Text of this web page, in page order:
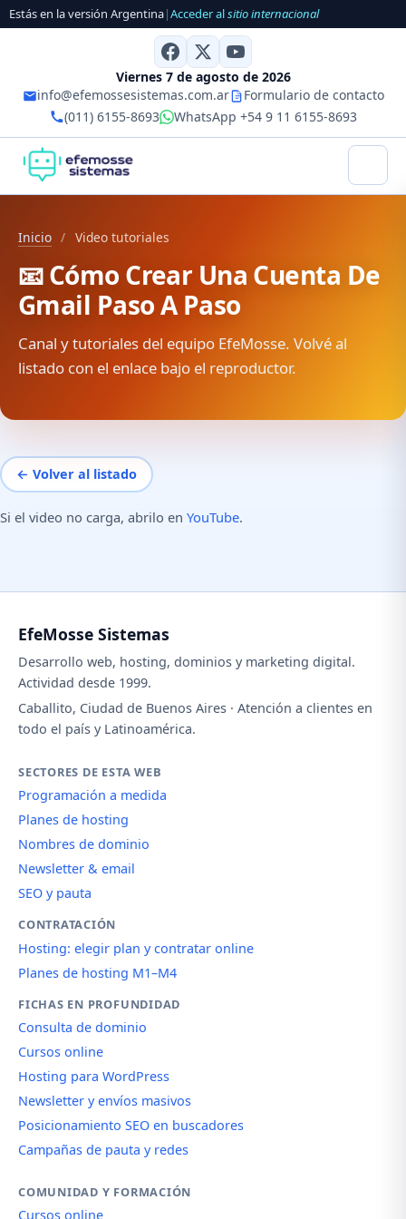
Estás en la versión Argentina|Acceder alsitio internacional
Viernes 7 de agosto de 2026
info@efemossesistemas.com.ar
Formulario de contacto
(011) 6155-8693
WhatsApp +54 9 11 6155-8693
Inicio / Video tutoriales
📧 Cómo Crear Una Cuenta De
Gmail Paso A Paso
Canal y tutoriales del equipo EfeMosse. Volvé al
listado con el enlace bajo el reproductor.
← Volver al listado
Si el video no carga, abrilo en YouTube.
EfeMosse Sistemas
Desarrollo web, hosting, dominios y marketing digital.
Actividad desde 1999.
Caballito, Ciudad de Buenos Aires · Atención a clientes en
todo el país y Latinoamérica.
SECTORES DE ESTA WEB
Programación a medida
Planes de hosting
Nombres de dominio
Newsletter & email
SEO y pauta
CONTRATACIÓN
Hosting: elegir plan y contratar online
Planes de hosting M1–M4
FICHAS EN PROFUNDIDAD
Consulta de dominio
Cursos online
Hosting para WordPress
Newsletter y envíos masivos
Posicionamiento SEO en buscadores
Campañas de pauta y redes
COMUNIDAD Y FORMACIÓN
Cursos online